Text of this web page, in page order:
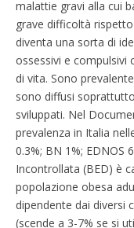
malattie gravi alla cui
grave difficoltà
diventa una sorta di
ossessivi e
di vita. Sono
sono diffusi
sviluppati. Nel
prevalenza in Italia
0.3%; BN 1%; EDNOS
Incontrollata (BED) è
popolazione obesa
dipendente dai diversi
(scende a 3-7% se si